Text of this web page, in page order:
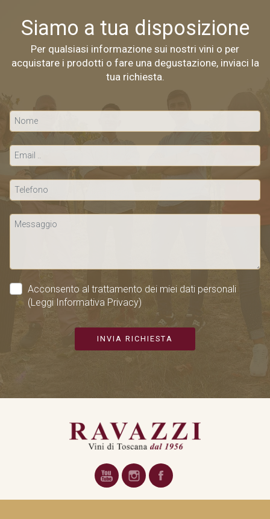
Siamo a tua disposizione
Per qualsiasi informazione sui nostri vini o per
acquistare i prodotti o fare una degustazione, inviaci la
tua richiesta.
Acconsento al trattamento dei miei dati personali
(Leggi Informativa Privacy)
INVIA RICHIESTA